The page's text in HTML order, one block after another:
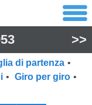
>>
di partenza •
• Giro per giro •